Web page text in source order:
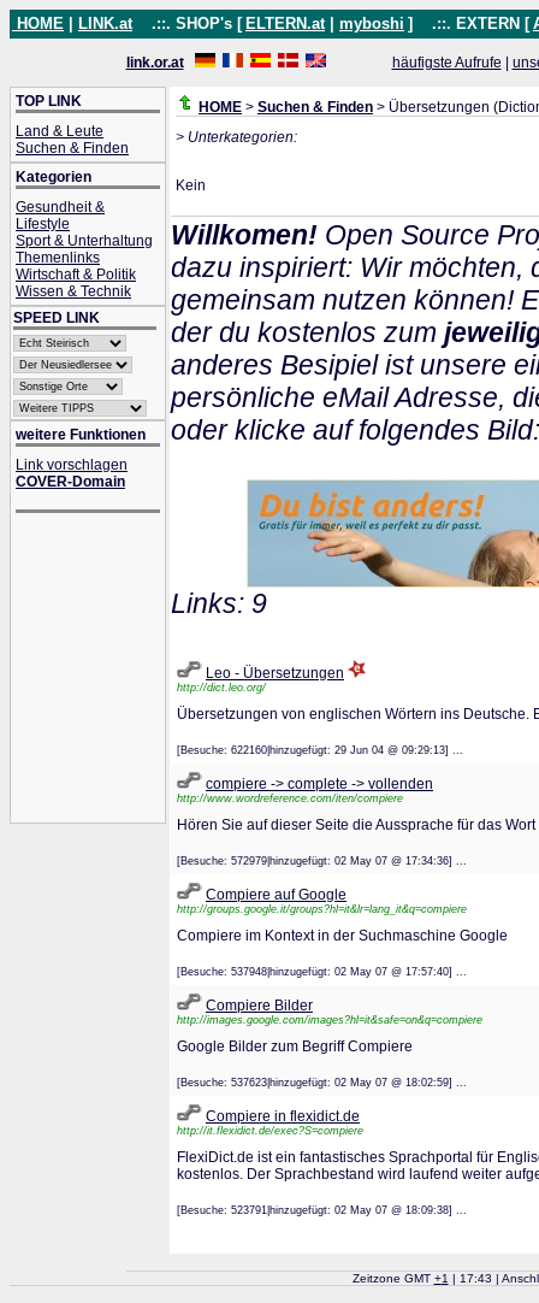
HOME LINK.at .::. SHOP's [ ELTERN.at myboshi ] .::. EXTERN [
link.or.at häufigste Aufrufe
TOP LINK
Land & Leute
Suchen & Finden
Kategorien
Gesundheit &
Lifestyle
Sport & Unterhaltung
Themenlinks
Wirtschaft & Politik
Wissen & Technik
SPEED LINK
weitere Funktionen
Link vorschlagen
COVER-Domain
HOME > Suchen & Finden > Übersetzungen
> Unterkategorien:
Kein
Willkomen! Open Source
dazu inspiriert: Wir möchten,
gemeinsam nutzen können!
der du kostenlos zum
anderes Besipiel ist unsere
persönliche eMail Adresse,
oder klicke auf folgendes Bild:
Links: 9
Leo - Übersetzungen
http://dict.leo.org/
Übersetzungen von englischen Wörtern ins
[Besuche: 622160|hinzugefügt: 29 Jun 04 @ 09:29:13] ...
compiere -> complete -> vollenden
http://www.wordreference.com/iten/compiere
Hören Sie auf dieser Seite die Aussprache für das
[Besuche: 572979|hinzugefügt: 02 May 07 @ 17:34:36] ...
Compiere auf Google
http://groups.google.it/groups?hl=it&lr=lang_it&q=compiere
Compiere im Kontext in der Suchmaschine Google
[Besuche: 537948|hinzugefügt: 02 May 07 @ 17:57:40] ...
Compiere Bilder
http://images.google.com/images?hl=it&safe=on&q=compiere
Google Bilder zum Begriff Compiere
[Besuche: 537623|hinzugefügt: 02 May 07 @ 18:02:59] ...
Compiere in flexidict.de
http://it.flexidict.de/exec?S=compiere
FlexiDict.de ist ein fantastisches Sprachportal für
kostenlos. Der Sprachbestand wird laufend weiter
[Besuche: 523791|hinzugefügt: 02 May 07 @ 18:09:38] ...
Zeitzone GMT +1 | 17:43 |